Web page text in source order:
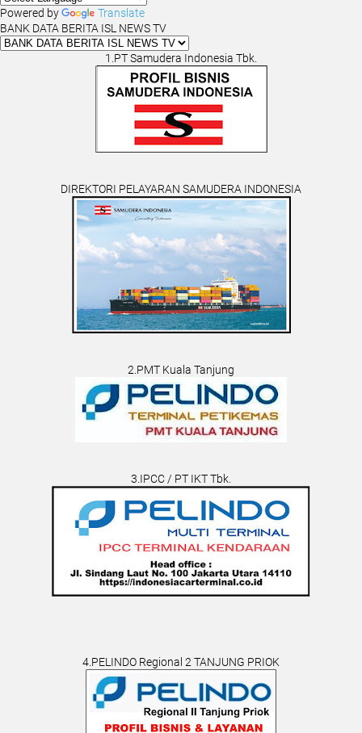
Powered by
Translate
BANK DATA BERITA ISL NEWS TV
1.PT Samudera Indonesia Tbk.
DIREKTORI PELAYARAN SAMUDERA INDONESIA
2.PMT Kuala Tanjung
3.IPCC / PT IKT Tbk.
4.PELINDO Regional 2 TANJUNG PRIOK